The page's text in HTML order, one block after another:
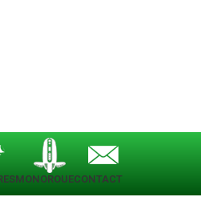
MONOROUECONTACT